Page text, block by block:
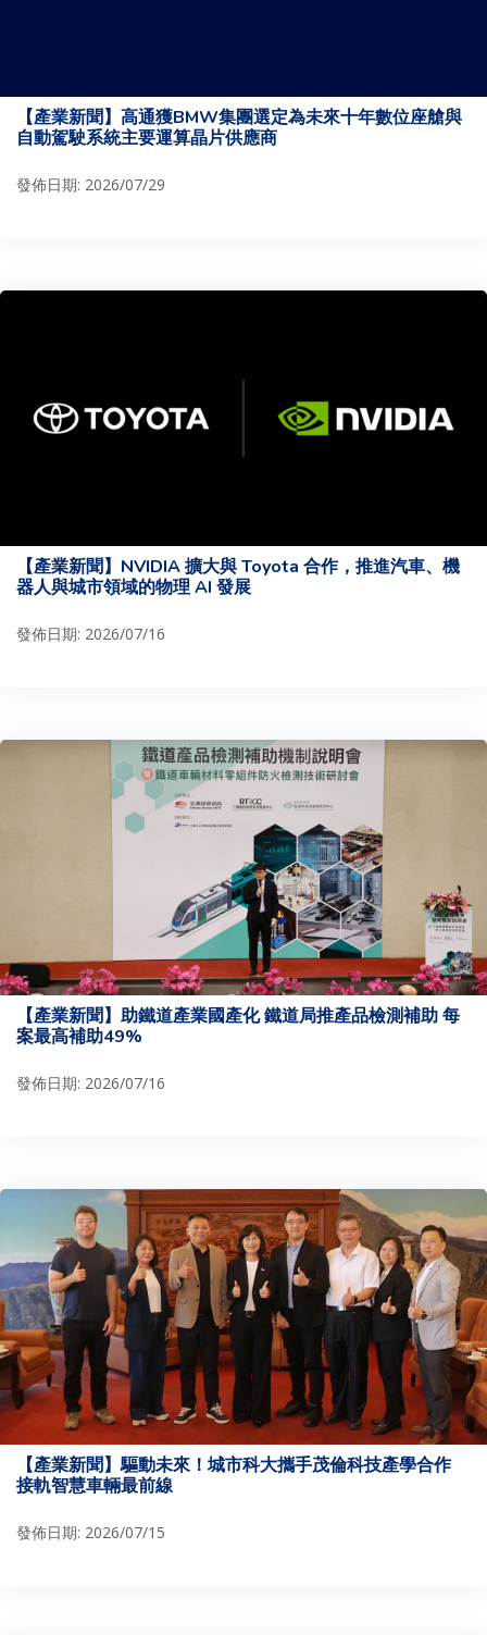
【產業新聞】高通獲BMW集團選定為未來十年數位座艙與
自動駕駛系統主要運算晶片供應商
發佈日期: 2026/07/29
【產業新聞】NVIDIA 擴大與 Toyota 合作，推進汽車、機
器人與城市領域的物理 AI 發展
發佈日期: 2026/07/16
【產業新聞】助鐵道產業國產化 鐵道局推產品檢測補助 每
案最高補助49%
發佈日期: 2026/07/16
【產業新聞】驅動未來！城市科大攜手茂倫科技產學合作
接軌智慧車輛最前線
發佈日期: 2026/07/15